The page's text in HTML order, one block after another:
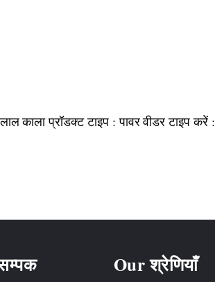
लाल काला प्रॉडक्ट टाइप :पावर वीडर टाइप करें :
Our श्रेणियाँ